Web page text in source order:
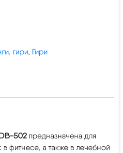
гири, Гири
502 предназначена для
фитнесе, а также в лечебной